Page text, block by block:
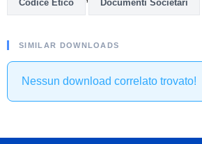
Codice Etico Documenti Societari
SIMILAR DOWNLOADS
Nessun download correlato trovato!